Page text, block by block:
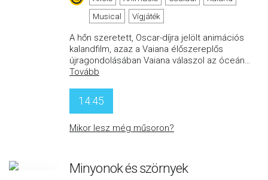
Musical
Vígjáték
A hőn szeretett, Oscar-díjra jelölt animációs
kalandfilm, azaz a Vaiana élőszereplős
újragondolásában Vaiana válaszol az óceán…
Tovább
14:45
Mikor lesz még műsoron?
Minyonok és szörnyek